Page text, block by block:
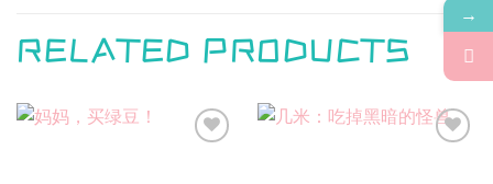
RELATED PRODUCTS
→